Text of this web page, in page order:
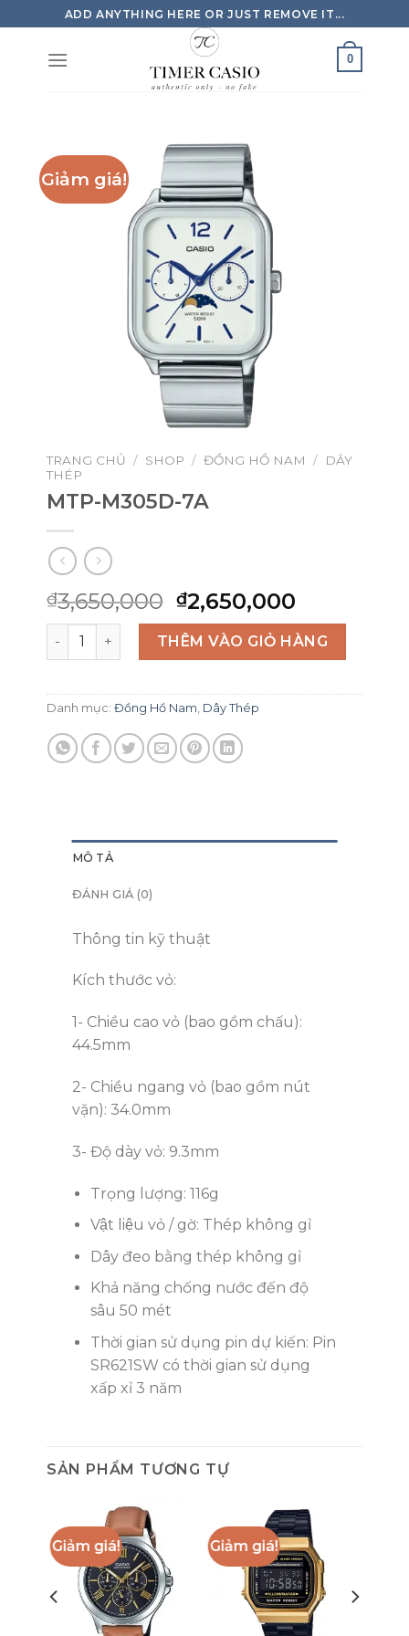
to
content
ADD ANYTHING HERE OR JUST REMOVE IT...
0
Giảm giá!
TRANG CHỦ / SHOP / ĐỒNG HỒ NAM /
DÂY
THÉP
MTP-M305D-7A
₫3,650,000 Giá
gốc
là:
₫3,650,000.
₫2,650,000
hiện
tại
là:
MTP-M305D-7A số lượngTHÊM VÀO GIỎ HÀNG
Danh mục: Đồng Hồ Nam Dây Thép
MÔ TẢ
ĐÁNH GIÁ (0)
Thông tin kỹ thuật
Kích thước vỏ:
1- Chiều cao vỏ (bao gồm chấu):
44.5mm
2- Chiều ngang vỏ (bao gồm nút
vặn): 34.0mm
3- Độ dày vỏ: 9.3mm
Trọng lượng: 116g
Vật liệu vỏ / gờ: Thép không gỉ
Dây đeo bằng thép không gỉ
Khả năng chống nước đến độ
sâu 50 mét
Thời gian sử dụng pin dự kiến: Pin
SR621SW có thời gian sử dụng
xấp xỉ 3 năm
SẢN PHẨM TƯƠNG TỰ
Giảm giá! Giảm giá!